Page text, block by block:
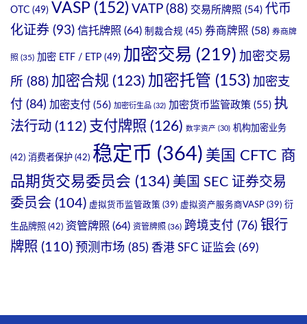
OTC (49) VASP (152) VATP(88) 交易所牌照 (54) 代币
化证券 (93) 信托牌照 (64) 制裁合规 (45) 券商牌照 (58) 券商牌
照 (35) 加密 ETF / ETP (49) 加密交易 (219) 加密交易
所 (88) 加密合规 (123) 加密托管 (153) 加密支
付 (84) 加密支付 (56) 加密衍生品 (32) 加密货币监管政策 (55) 执
法行动 (112) 支付牌照 (126) 数字资产 (30) 机构加密业务
(42) 消费者保护 (42) 稳定币 (364) 美国 CFTC 商
品期货交易委员会 (134) 美国 SEC 证券交易
委员会 (104) 虚拟货币监管政策 (39) 虚拟资产服务商VASP (39) 衍
生品牌照 (42) 资管牌照 (64) 资管牌照 (36) 跨境支付 (76) 银行
牌照 (110) 预测市场 (85) 香港 SFC 证监会 (69)